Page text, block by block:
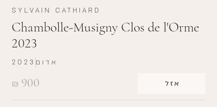
SYLVAIN CATHIARD
Chambolle-Musigny Clos de l'Orme
2023
₪ 900 אזל
2023 אדום